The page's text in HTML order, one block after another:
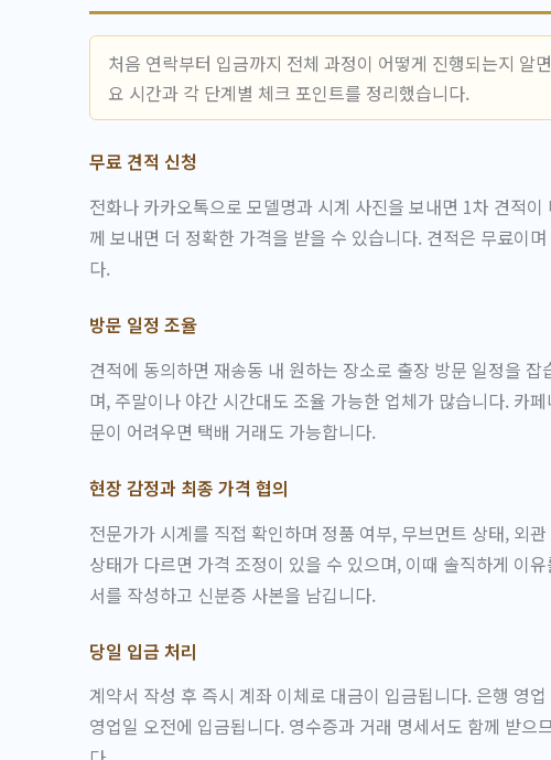
처음 연락부터 입금까지 전체 과정이 어떻게 진행되는지 알
요 시간과 각 단계별 체크 포인트를 정리했습니다.
무료 견적 신청
전화나 카카오톡으로 모델명과 시계 사진을 보내면 1차 견적
께 보내면 더 정확한 가격을 받을 수 있습니다. 견적은 무료이
다.
방문 일정 조율
견적에 동의하면 재송동 내 원하는 장소로 출장 방문 일정을
며, 주말이나 야간 시간대도 조율 가능한 업체가 많습니다. 카
문이 어려우면 택배 거래도 가능합니다.
현장 감정과 최종 가격 협의
전문가가 시계를 직접 확인하며 정품 여부, 무브먼트 상태, 외
상태가 다르면 가격 조정이 있을 수 있으며, 이때 솔직하게 이
서를 작성하고 신분증 사본을 남깁니다.
당일 입금 처리
계약서 작성 후 즉시 계좌 이체로 대금이 입금됩니다. 은행 영
영업일 오전에 입금됩니다. 영수증과 거래 명세서도 함께 받으